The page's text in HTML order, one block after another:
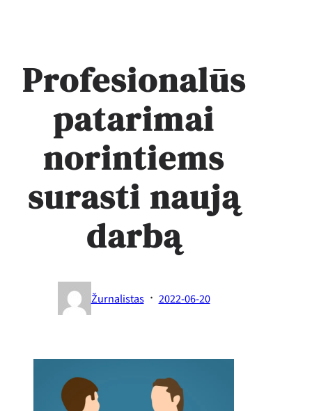
Profesionalūs
patarimai
norintiems
surasti naują
darbą
Žurnalistas · 2022-06-20